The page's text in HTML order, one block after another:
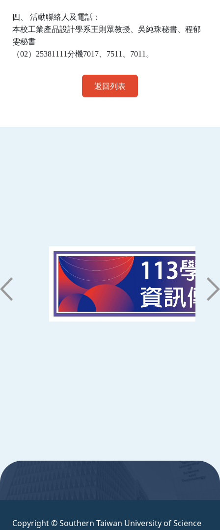
四、 活動聯絡人及電話：
本校工業產品設計學系王則眾教授、吳純珠秘書、程郁
雯秘書
（02） 25381111分機7017 7511 7011 。
返回列表
71005 台南市永康區南台街一號
06-2533131 ext. 7101
ic@stust.edu.tw
辦公時間
Copyright © Southern Taiwan University of Science